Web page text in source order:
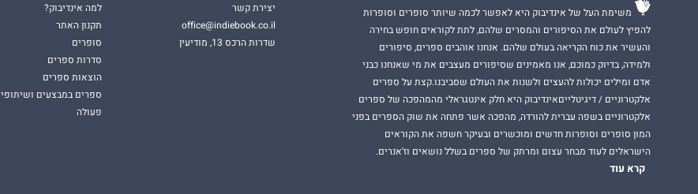
משימת העל של אינדיבוק היא לאפשר לכמה שיותר סופרים וסופרות
להפיץ לעולם את הסיפורים והמסרים שלהם, לתת לקוראים חופש בחירה
והעשיר את כוח הקריאה בעולם שלהם. אנחנו אוהבים ספרים, סיפורים
ולמידה, בדיוק כמוכם, אנו מאמינים שסיפורים מעצבים את מי שאנחנו כבני
אדם ומילים יכולות להעצים ולשנות את העולם שסביבנו.קצת על ספרים
אלקטרוניים / דיגיטלייםאינדיבוק היא חלק אינטגראלי מהמהפכה של ספרים
אלקטרוניים בשפה עברית להורדה, מהפכה אשר פתחה את שוק הספרים בפני
המון סופרים וסופרות חדשים ומוכשרים ובעיקר חשפה את הקוראים
הישראלים לעוד מבחר עצום ומרתק של ספרים בשלל נושאים וז'אנרים.
קרא עוד
יצירת קשר
office@indiebook.co.il
שדרות הרכס 13, מודיעין
למה אינדיבוק?
תקנון האתר
סופרים
סדרות ספרים
הוצאות ספרים
ספרים במבצעים ושיתופי
פעולה